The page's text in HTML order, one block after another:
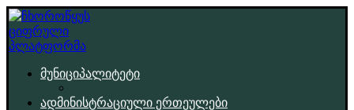
მუნიციპალიტეტი
ადმინისტრაციული ერთეულები